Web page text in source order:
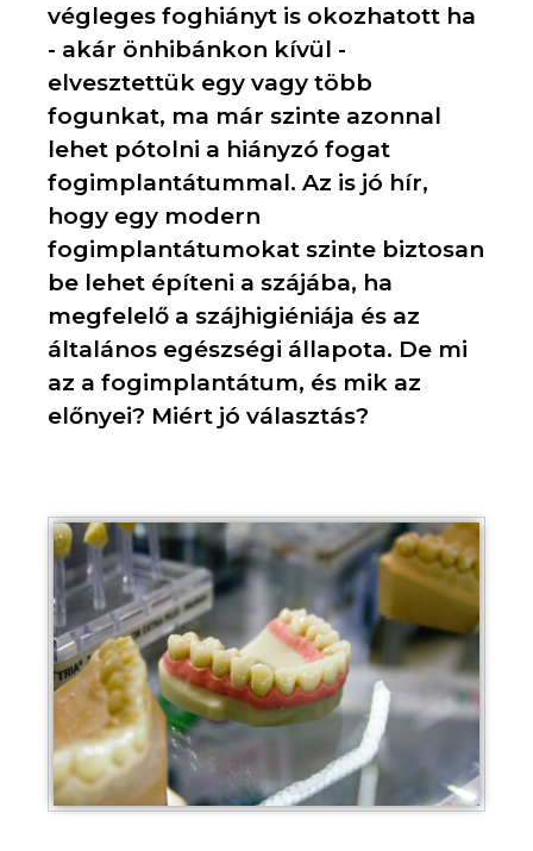
végleges foghiányt is okozhatott ha
- akár önhibánkon kívül -
elvesztettük egy vagy több
fogunkat, ma már szinte azonnal
lehet pótolni a hiányzó fogat
fogimplantátummal. Az is jó hír,
hogy egy modern
fogimplantátumokat szinte biztosan
be lehet építeni a szájába, ha
megfelelő a szájhigiéniája és az
általános egészségi állapota. De mi
az a fogimplantátum, és mik az
előnyei? Miért jó választás?